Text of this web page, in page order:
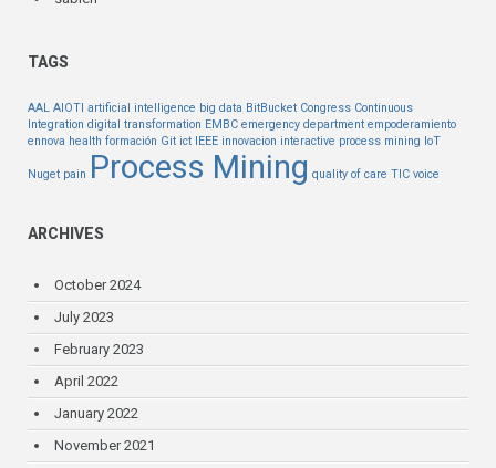
TAGS
AAL AIOTI artificial intelligence big data BitBucket Congress Continuous
Integration digital transformation EMBC emergency department empoderamiento
ennova health formación Git ict IEEE innovacion interactive process mining IoT
Nuget pain Process Mining quality of care TIC voice
ARCHIVES
October 2024
July 2023
February 2023
April 2022
January 2022
November 2021